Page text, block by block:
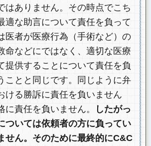
はありません。その時点でこち
適な助言について責任を負って
医者が医療行為（手術など）の
命などにではなく、適切な医療
提供することについて責任を負
ことと同じです。同じように弁
ける勝訴に責任を負いません
に責任を負いません。
したがっ
ついては依頼者の方に負ってい
せん。そのために最終的にC&C